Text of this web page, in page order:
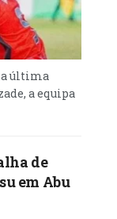
última
a equipa
de
em Abu